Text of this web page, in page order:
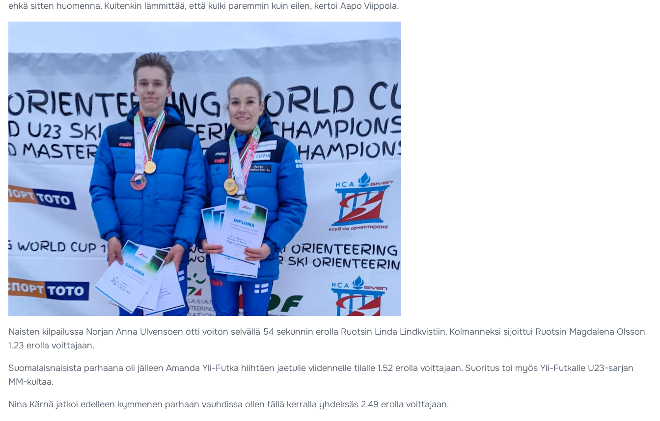
ehkä sitten huomenna. Kuitenkin lämmittää, että kulki paremmin kuin eilen, kertoi Aapo Viippola.
Naisten kilpailussa Norjan Anna Ulvensoen otti voiton selvällä 54 sekunnin erolla Ruotsin Linda Lindkvistiin. Kolmanneksi sijoittui Ruotsin Magdalena Olsson
1.23 erolla voittajaan.
Suomalaisnaisista parhaana oli jälleen Amanda Yli-Futka hiihtäen jaetulle viidennelle tilalle 1.52 erolla voittajaan. Suoritus toi myös Yli-Futkalle U23-sarjan
MM-kultaa.
Nina Kärnä jatkoi edelleen kymmenen parhaan vauhdissa ollen tällä kerralla yhdeksäs 2.49 erolla voittajaan.